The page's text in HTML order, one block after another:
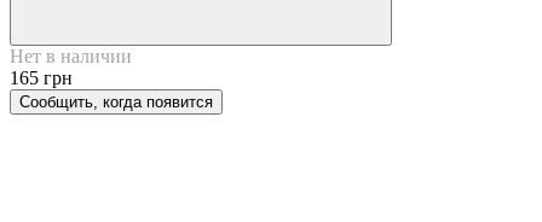
Нет в наличии
165 грн
Сообщить, когда появится